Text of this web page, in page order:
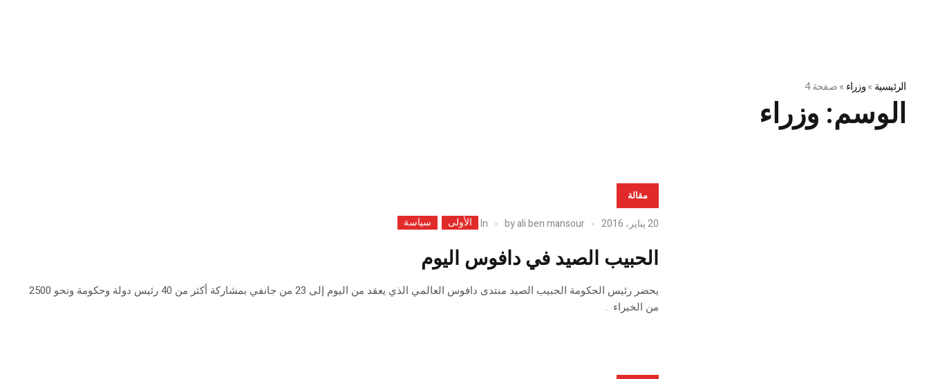
الرئيسية »وزراء »صفحة 4
الوسم: وزراء
مقالة
20 يناير، 2016 byali ben mansour
In الأولى سياسة
الحبيب الصيد في دافوس اليوم
يحضر رئيس الحكومة الحبيب الصيد منتدى دافوس العالمي الذي يعقد من اليوم إلى 23 من جانفي بمشاركة أكثر من 40 رئيس دولة وحكومة ونحو 2500
من الخبراء .